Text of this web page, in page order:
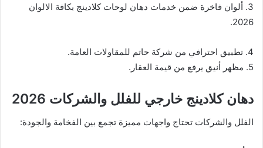
3. ألوان فاخرة ضمن خدمات دهان لوحات كلادينج بكافة الالوان
2026.
4. تطبيق احترافي من شركة حاتم للمقاولات العامة.
5. مظهر أنيق يرفع من قيمة العقار.
دهان كلادينج خارجي للفلل والشركات 2026
الفلل والشركات تحتاج واجهات مميزة تجمع بين الفخامة والجودة: